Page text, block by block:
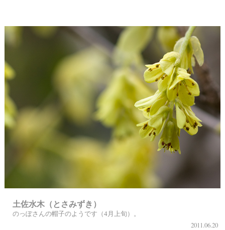
土佐水木（とさみずき）
のっぽさんの帽子のようです（4月上旬）。
2011.06.20